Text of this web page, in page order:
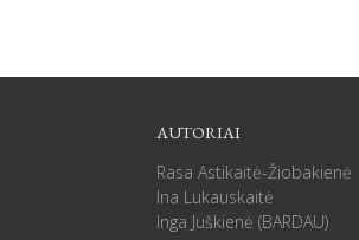
AUTORIAI
Rasa Astikaitė-Žiobakienė
Ina Lukauskaitė
Inga Juškienė (BARDAU)